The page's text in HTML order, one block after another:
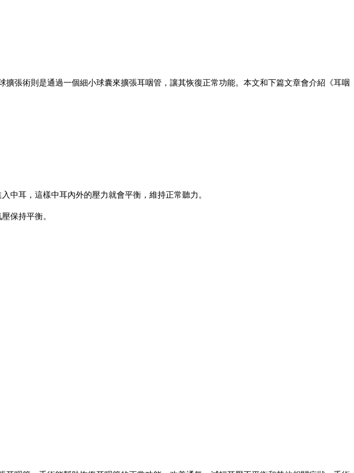
張術則是通過一個細小球囊來擴張耳咽管，讓其恢復正常功能。本文和下篇文章會介紹《耳咽
中耳，這樣中耳內外的壓力就會平衡，維持正常聽力。
保持平衡。